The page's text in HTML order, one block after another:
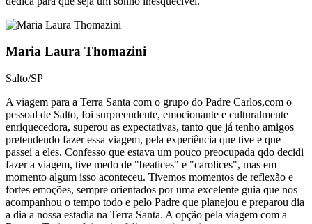
Maria Laura Thomazini
Salto/SP
A viagem para a Terra Santa com o grupo do Padre Carlos,com o
pessoal de Salto, foi surpreendente, emocionante e culturalmente
enriquecedora, superou as expectativas, tanto que já tenho amigos
pretendendo fazer essa viagem, pela experiência que tive e que
passei a eles. Confesso que estava um pouco preocupada qdo decidi
fazer a viagem, tive medo de "beatices" e "carolices", mas em
momento algum isso aconteceu. Tivemos momentos de reflexão e
fortes emoções, sempre orientados por uma excelente guia que nos
acompanhou o tempo todo e pelo Padre que planejou e preparou dia
a dia a nossa estadia na Terra Santa. A opção pela viagem com a